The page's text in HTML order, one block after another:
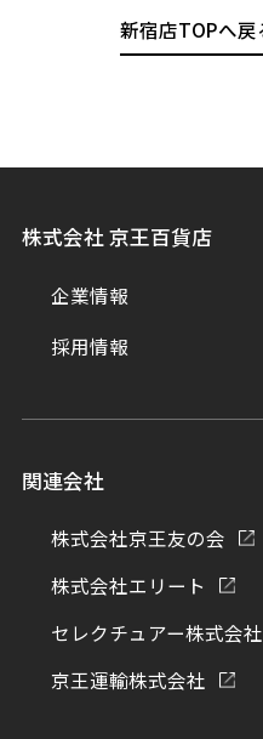
新宿店TOPへ戻
株式会社 京王百貨店
企業情報
採用情報
関連会社
株式会社京王友の会
株式会社エリート
セレクチュアー株式会社
京王運輸株式会社